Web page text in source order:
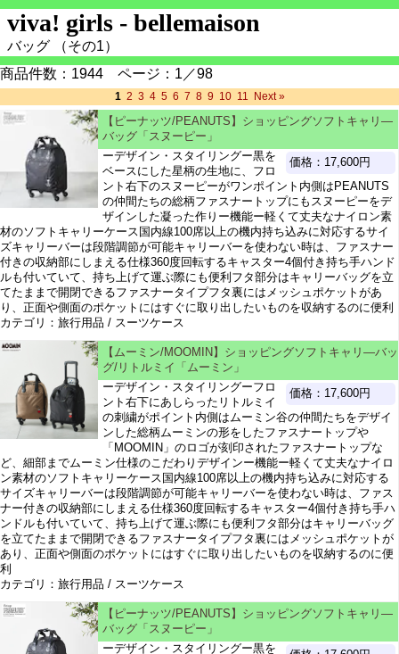
viva! girls - bellemaison
バッグ （その1）
商品件数：1944 ページ：1／98
1 2 3 4 5 6 7 8 9 10 11 Next »
【ピーナッツ/PEANUTS】ショッピングソフトキャリ―
バッグ「スヌーピー」
価格：17,600円
ーデザイン・スタイリングー黒を
ベースにした星柄の生地に、フロ
ント右下のスヌーピーがワンポイント内側はPEANUTS
の仲間たちの総柄ファスナートップにもスヌーピーをデ
ザインした凝った作りー機能ー軽くて丈夫なナイロン素
材のソフトキャリーケース国内線100席以上の機内持ち込みに対応するサイ
ズキャリーバーは段階調節が可能キャリーバーを使わない時は、ファスナー
付きの収納部にしまえる仕様360度回転するキャスター4個付き持ち手ハンド
ルも付いていて、持ち上げて運ぶ際にも便利フタ部分はキャリーバッグを立
てたままで開閉できるファスナータイプフタ裏にはメッシュポケットがあ
り、正面や側面のポケットにはすぐに取り出したいものを収納するのに便利
カテゴリ：旅行用品 / スーツケース
【ムーミン/MOOMIN】ショッピングソフトキャリ―バッ
グ/リトルミイ「ムーミン」
価格：17,600円
ーデザイン・スタイリングーフロ
ント右下にあしらったリトルミイ
の刺繍がポイント内側はムーミン谷の仲間たちをデザイ
ンした総柄ムーミンの形をしたファスナートップや
「MOOMIN」のロゴが刻印されたファスナートップな
ど、細部までムーミン仕様のこだわりデザインー機能ー軽くて丈夫なナイロ
ン素材のソフトキャリーケース国内線100席以上の機内持ち込みに対応する
サイズキャリーバーは段階調節が可能キャリーバーを使わない時は、ファス
ナー付きの収納部にしまえる仕様360度回転するキャスター4個付き持ち手ハ
ンドルも付いていて、持ち上げて運ぶ際にも便利フタ部分はキャリーバッグ
を立てたままで開閉できるファスナータイプフタ裏にはメッシュポケットが
あり、正面や側面のポケットにはすぐに取り出したいものを収納するのに便
利
カテゴリ：旅行用品 / スーツケース
【ピーナッツ/PEANUTS】ショッピングソフトキャリ―
バッグ「スヌーピー」
ーデザイン・スタイリングー黒を